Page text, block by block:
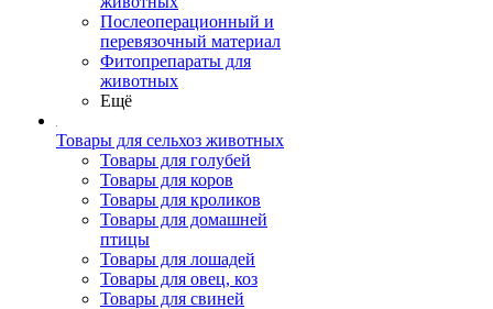
Послеоперационный и
перевязочный материал
Фитопрепараты для
животных
Ещё
Товары для сельхоз животных
Товары для голубей
Товары для коров
Товары для кроликов
Товары для домашней
птицы
Товары для лошадей
Товары для овец, коз
Товары для свиней